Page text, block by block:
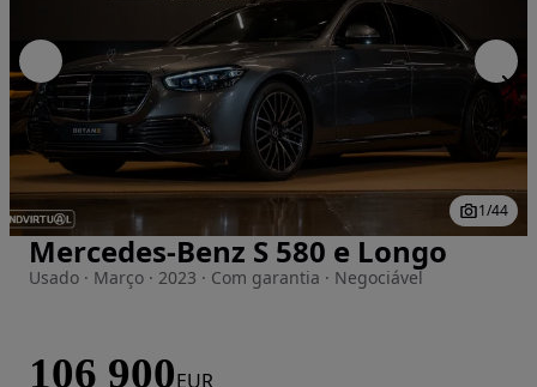
Imagem 1 de 44
1/44
Mercedes-Benz S 580 e Longo
Usado · Março · 2023 · Com garantia · Negociável
106 900EUR